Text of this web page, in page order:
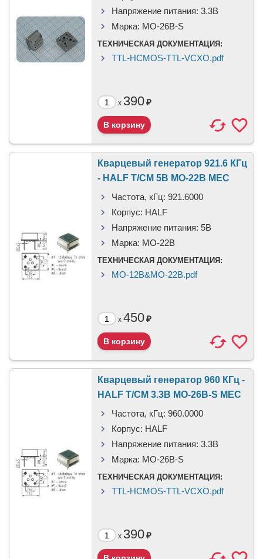
Напряжение питания: 3.3В
Марка: MO-26B-S
ТЕХНИЧЕСКАЯ ДОКУМЕНТАЦИЯ:
TTL-HCMOS-TTL-VCXO.pdf
x 390₽
Кварцевый генератор 921.6 КГц
- HALF T/CM 5В MO-22B MEC
Частота, кГц: 921.6000
Корпус: HALF
Напряжение питания: 5В
Марка: MO-22B
ТЕХНИЧЕСКАЯ ДОКУМЕНТАЦИЯ:
MO-12B&MO-22B.pdf
x 450₽
Кварцевый генератор 960 КГц -
HALF T/CM 3.3В MO-26B-S MEC
Частота, кГц: 960.0000
Корпус: HALF
Напряжение питания: 3.3В
Марка: MO-26B-S
ТЕХНИЧЕСКАЯ ДОКУМЕНТАЦИЯ:
TTL-HCMOS-TTL-VCXO.pdf
x 390₽